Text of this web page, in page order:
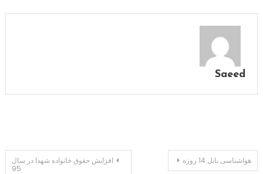
Saeed
راهبری
افزایش حقوق خانواده شهدا در سال
95
هواشناسی بابل 14 روزه